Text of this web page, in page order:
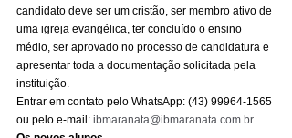
candidato deve ser um cristão, ser membro ativo de
uma igreja evangélica, ter concluído o ensino
médio, ser aprovado no processo de candidatura e
apresentar toda a documentação solicitada pela
instituição.
Entrar em contato pelo WhatsApp: (43) 99964-1565
ou pelo e-mail: ibmaranata@ibmaranata.com.br